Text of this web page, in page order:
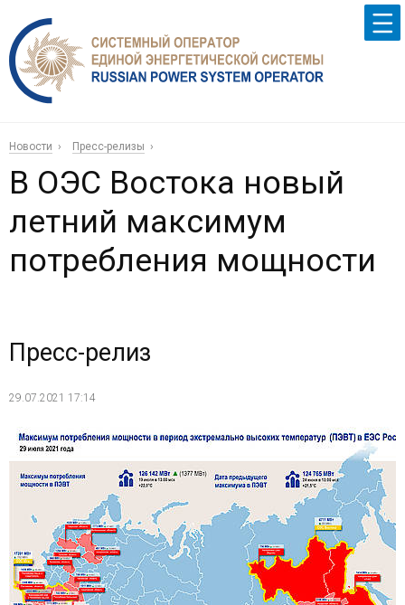
Новости Пресс-релизы
В ОЭС Востока новый
летний максимум
потребления мощности
Пресс-релиз
29.07.2021 17:14